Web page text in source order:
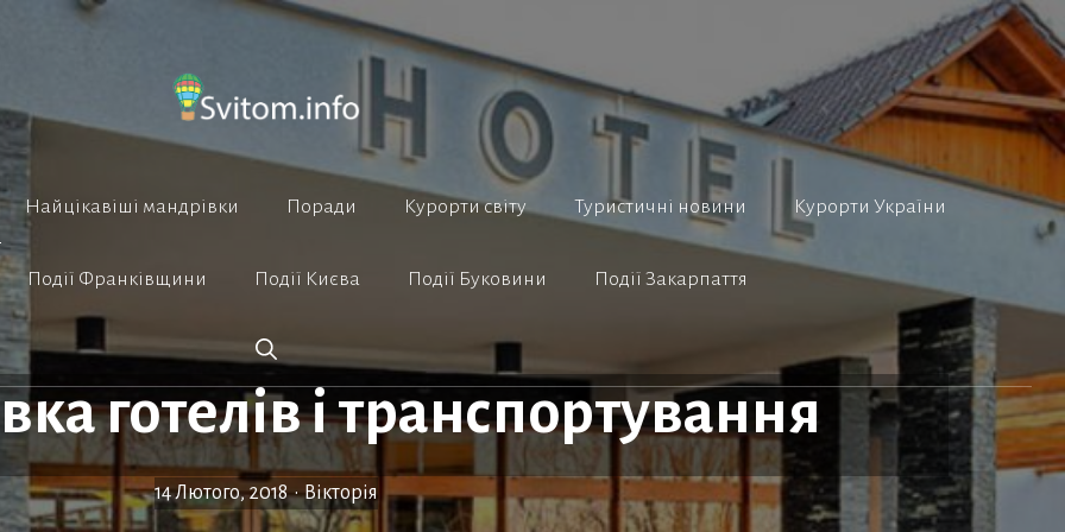
Найцікавіші мандрівки Поради Курорти світу Туристичні новини Курорти України
Події Франківщини Події Києва Події Буковини Події Закарпаття
готелів і транспортування
14 Лютого, 2018 • Вікторія